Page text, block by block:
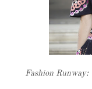
Fashion Runway: